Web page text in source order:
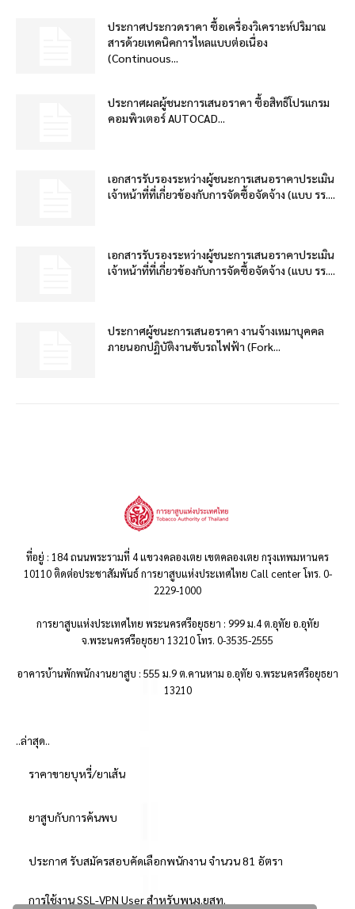
ประกาศประกวดราคา ซื้อเครื่องวิเคราะห์ปริมาณ
สารด้วยเทคนิคการไหลแบบต่อเนื่อง
(Continuous...
ประกาศผลผู้ชนะการเสนอราคา ซื้อสิทธิโปรแกรม
คอมพิวเตอร์ AUTOCAD...
เอกสารรับรองระหว่างผู้ชนะการเสนอราคาประเมิน
เจ้าหน้าที่ที่เกี่ยวข้องกับการจัดซื้อจัดจ้าง (แบบ รร....
เอกสารรับรองระหว่างผู้ชนะการเสนอราคาประเมิน
เจ้าหน้าที่ที่เกี่ยวข้องกับการจัดซื้อจัดจ้าง (แบบ รร....
ประกาศผู้ชนะการเสนอราคา งานจ้างเหมาบุคคล
ภายนอกปฏิบัติงานขับรถไฟฟ้า (Fork...
ที่อยู่ : 184 ถนนพระรามที่ 4 แขวงคลองเตย เขตคลองเตย กรุงเทพมหานคร
10110 ติดต่อประชาสัมพันธ์ การยาสูบแห่งประเทศไทย Call center โทร. 0-
2229-1000
การยาสูบแห่งประเทศไทย พระนครศรีอยุธยา : 999 ม.4 ต.อุทัย อ.อุทัย
จ.พระนครศรีอยุธยา 13210 โทร. 0-3535-2555
อาคารบ้านพักพนักงานยาสูบ : 555 ม.9 ต.คานหาม อ.อุทัย จ.พระนครศรีอยุธยา
13210
..ล่าสุด..
ราคาขายบุหรี่/ยาเส้น
ยาสูบกับการค้นพบ
ประกาศ รับสมัครสอบคัดเลือกพนักงาน จำนวน 81 อัตรา
การใช้งาน SSL-VPN User สำหรับพนง.ยสท.